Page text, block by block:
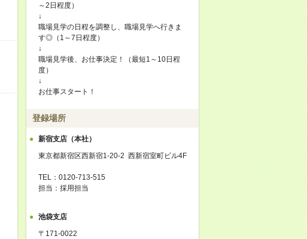
～2日程度）
↓
職場見学の日程を調整し、職場見学へ行きま
す◎（1～7日程度）
↓
職場見学後、お仕事決定！（最短1～10日程
度）
↓
お仕事スタート！
登録場所
新宿支店（本社）
東京都新宿区西新宿1-20-2 西新宿室町ビル4F
TEL：0120-713-515
担当：採用担当
池袋支店
〒171-0022